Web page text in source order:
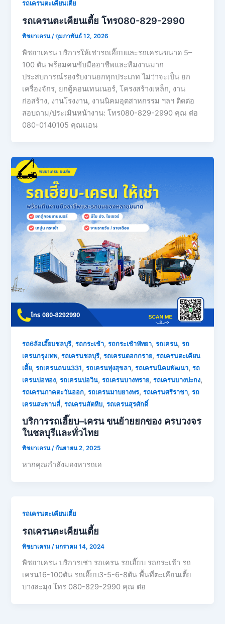
รถเครนตะเคียนเตี้ย
รถเครนตะเคียนเตี้ย โทร080-829-2990
พิชยาเครน/กุมภาพันธ์ 12, 2026
พิชยาเครน บริการให้เช่ารถเฮี๊ยบและรถเครนขนาด 5–
100 ตัน พร้อมคนขับมืออาชีพและทีมงานมาก
ประสบการณ์รองรับงานยกทุกประเภท ไม่ว่าจะเป็น ยก
เครื่องจักร, ยกตู้คอนเทนเนอร์, โครงสร้างเหล็ก, งาน
ก่อสร้าง, งานโรงงาน, งานนิคมอุตสาหกรรม ฯลฯ ติดต่อ
สอบถาม/ประเมินหน้างาน: โทร080-829-2990 คุณ ต่อ
080-0140105 คุณเเอน
รถ6ล้อเฮี๊ยบชลบุรี,รถกระเช้า,รถกระเช้าพัทยา,รถเครน,รถ
เครนกรุงเทพ,รถเครนชลบุรี,รถเครนดอกกราย,รถเครนตะเคียน
เตี้ย,รถเครนถนน331,รถเครนทุ่งสุขลา,รถเครนนิคมพัฒนา,รถ
เครนบ่อทอง,รถเครนบ่อวิน,รถเครนบางทราย,รถเครนบางปะกง,
รถเครนภาคตะวันออก,รถเครนมาบยางพร,รถเครนศรีราชา,รถ
เครนสะพานสี่,รถเครนสัตหีบ,รถเครนสุรศักดิ์
บริการรถเฮี๊ยบ–เครน ขนย้ายยกของ ครบวงจร
ในชลบุรีและทั่วไทย
พิชยาเครน/กันยายน 2, 2025
หากคุณกำลังมองหารถเฮ
รถเครนตะเคียนเตี้ย
รถเครนตะเคียนเตี้ย
พิชยาเครน /มกราคม 14, 2024
พิชยาเครน บริการเช่า รถเครน รถเฮี๊ยบ รถกระเช้า รถ
เครน16-100ตัน รถเฮี๊ยบ3-5-6-8ตัน พื้นที่ตะเคียนเตี้ย
บางละมุง โทร 080-829-2990 คุณ ต่อ